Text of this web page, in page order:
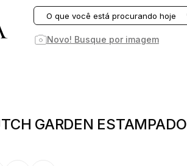
Novo! Busque por imagem
GARDEN ESTAMPADO